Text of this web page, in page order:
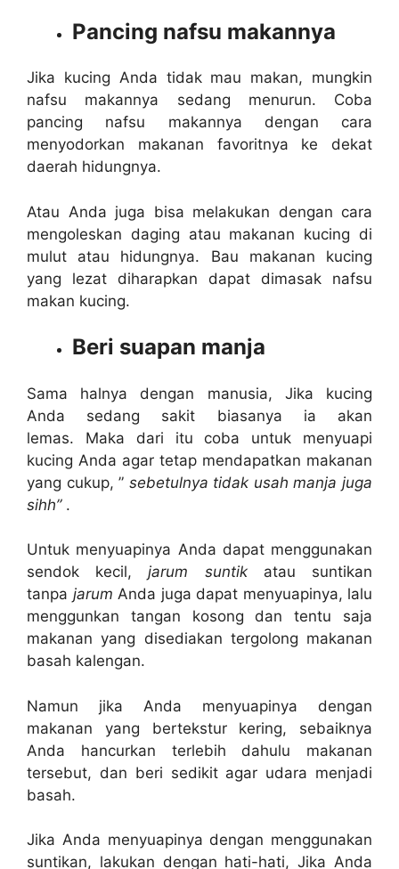
Pancing nafsu makannya
Jika kucing Anda tidak mau makan, mungkin
nafsu makannya sedang menurun. Coba
pancing nafsu makannya dengan cara
menyodorkan makanan favoritnya ke dekat
daerah hidungnya.
Atau Anda juga bisa melakukan dengan cara
mengoleskan daging atau makanan kucing di
mulut atau hidungnya. Bau makanan kucing
yang lezat diharapkan dapat dimasak nafsu
makan kucing.
Beri suapan manja
Sama halnya dengan manusia, Jika kucing
Anda sedang sakit biasanya ia akan
lemas. Maka dari itu coba untuk menyuapi
kucing Anda agar tetap mendapatkan makanan
yang cukup, ” sebetulnya tidak usah manja juga
sihh”.
Untuk menyuapinya Anda dapat menggunakan
sendok kecil,jarum suntikatau suntikan
tanpa jarum Anda juga dapat menyuapinya, lalu
menggunkan tangan kosong dan tentu saja
makanan yang disediakan tergolong makanan
basah kalengan.
Namun jika Anda menyuapinya dengan
makanan yang bertekstur kering, sebaiknya
Anda hancurkan terlebih dahulu makanan
tersebut, dan beri sedikit agar udara menjadi
basah.
Jika Anda menyuapinya dengan menggunakan
suntikan, lakukan dengan hati-hati, Jika Anda